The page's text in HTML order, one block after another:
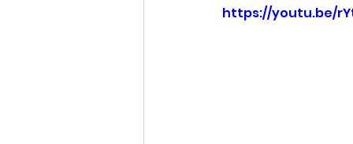
https://youtu.be/